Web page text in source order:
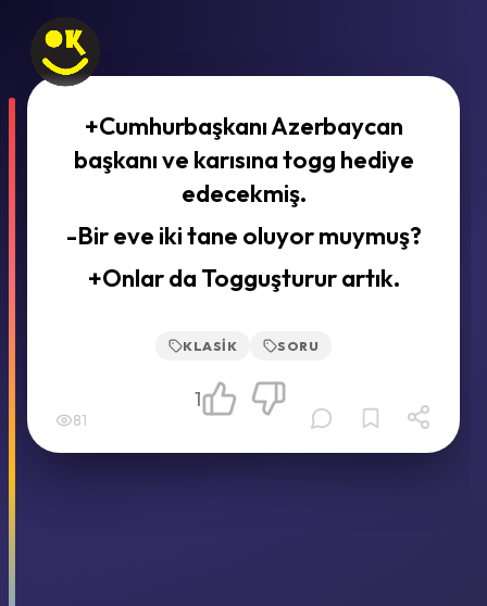
+Cumhurbaşkanı Azerbaycan
başkanı ve karısına togg hediye
edecekmiş.
-Bir eve iki tane oluyor muymuş?
+Onlar da Togguşturur artık.
KLASIK SORU
81
1